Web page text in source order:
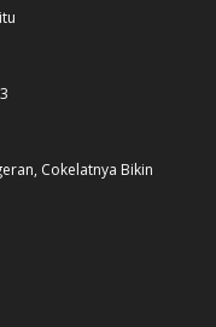
Cokelatnya Bikin